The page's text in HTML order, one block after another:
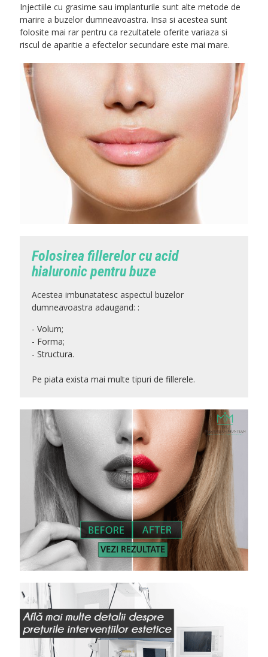
Injectiile cu grasime sau implanturile sunt alte metode de
marire a buzelor dumneavoastra. Insa si acestea sunt
folosite mai rar pentru ca rezultatele oferite variaza si
riscul de aparitie a efectelor secundare este mai mare.
Folosirea fillerelor cu acid
hialuronic pentru buze
Acestea imbunatatesc aspectul buzelor
dumneavoastra adaugand: :
- Volum;
- Forma;
- Structura.
Pe piata exista mai multe tipuri de fillerele.